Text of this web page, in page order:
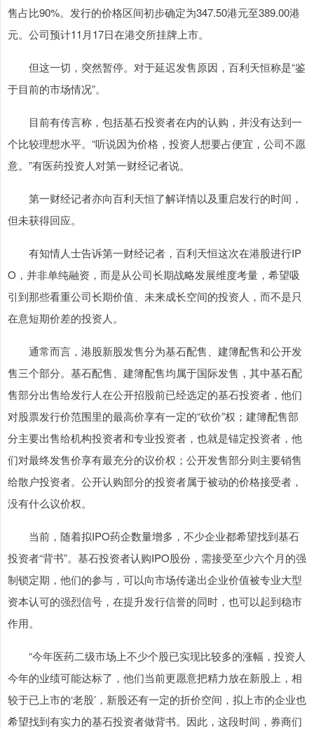
售占比90%。发行的价格区间初步确定为347.50港元至389.00港
元。公司预计11月17日在港交所挂牌上市。
但这一切，突然暂停。对于延迟发售原因，百利天恒称是“鉴
于目前的市场情况”。
目前有传言称，包括基石投资者在内的认购，并没有达到一
个比较理想水平。“听说因为价格，投资人想要占便宜，公司不愿
意。”有医药投资人对第一财经记者说。
第一财经记者亦向百利天恒了解详情以及重启发行的时间，
但未获得回应。
有知情人士告诉第一财经记者，百利天恒这次在港股进行IP
O，并非单纯融资，而是从公司长期战略发展维度考量，希望吸
引到那些看重公司长期价值、未来成长空间的投资人，而不是只
在意短期价差的投资人。
通常而言，港股新股发售分为基石配售、建簿配售和公开发
售三个部分。基石配售、建簿配售均属于国际发售，其中基石配
售部分出售给发行人在公开招股前已经选定的基石投资者，他们
对股票发行价范围里的最高价享有一定的“砍价”权；建簿配售部
分主要出售给机构投资者和专业投资者，也就是锚定投资者，他
们对最终发售价享有最充分的议价权；公开发售部分则主要销售
给散户投资者。公开认购部分的投资者属于被动的价格接受者，
没有什么议价权。
当前，随着拟IPO药企数量增多，不少企业都希望找到基石
投资者“背书”。基石投资者认购IPO股份，需接受至少六个月的强
制锁定期，他们的参与，可以向市场传递出企业价值被专业大型
资本认可的强烈信号，在提升发行信誉的同时，也可以起到稳市
作用。
“今年医药二级市场上不少个股已实现比较多的涨幅，投资人
今年的业绩可能达标了，他们当前更愿意把精力放在新股上，相
较于已上市的‘老股’，新股还有一定的折价空间，拟上市的企业也
希望找到有实力的基石投资者做背书。因此，这段时间，券商们